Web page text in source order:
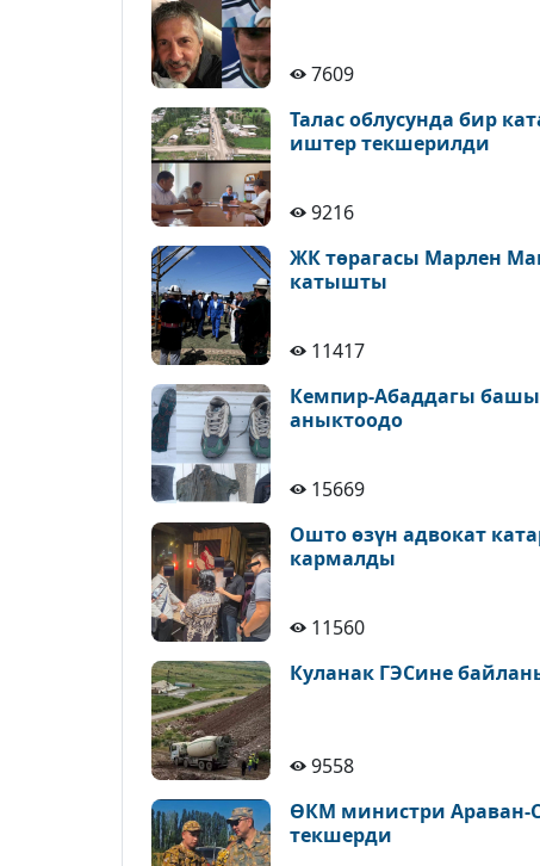
7609
Талас облусунда бир
иштер текшерилди
9216
ЖК төрагасы Марлен
катышты
11417
Кемпир-Абаддагы
аныктоодо
15669
Ошто өзүн адвокат
кармалды
11560
Куланак ГЭСине
9558
ӨКМ министри Араван-
текшерди